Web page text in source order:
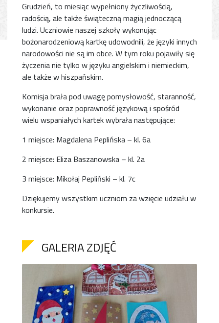
Grudzień, to miesiąc wypełniony życzliwością,
radością, ale także świąteczną magią jednoczącą
ludzi. Uczniowie naszej szkoły wykonując
bożonarodzeniową kartkę udowodnili, że języki innych
narodowości nie są im obce. W tym roku pojawiły się
życzenia nie tylko w języku angielskim i niemieckim,
ale także w hiszpańskim.
Komisja brała pod uwagę pomysłowość, staranność,
wykonanie oraz poprawność językową i spośród
wielu wspaniałych kartek wybrała następujące:
1 miejsce: Magdalena Peplińska – kl. 6a
2 miejsce: Eliza Baszanowska – kl. 2a
3 miejsce: Mikołaj Pepliński – kl. 7c
Dziękujemy wszystkim uczniom za wzięcie udziału w
konkursie.
GALERIA ZDJĘĆ